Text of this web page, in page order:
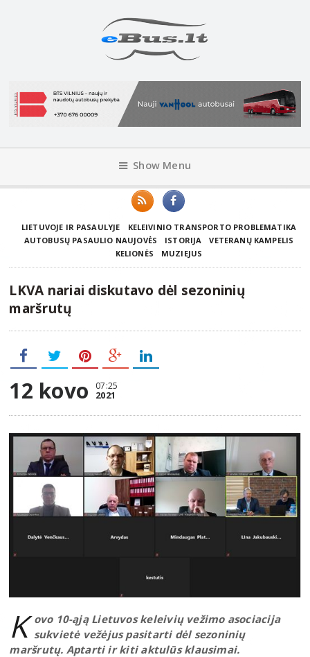
Show Menu
LIETUVOJE IR PASAULYJE
KELEIVINIO TRANSPORTO PROBLEMATIKA
AUTOBUSŲ PASAULIO NAUJOVĖS
ISTORIJA
VETERANŲ KAMPELIS
KELIONĖS
MUZIEJUS
LKVA nariai diskutavo dėl sezoninių
maršrutų
12 kovo 07:25
2021
K ovo 10-ąją Lietuvos keleivių vežimo asociacija
sukvietė vežėjus pasitarti dėl sezoninių
maršrutų. Aptarti ir kiti aktulūs klausimai.